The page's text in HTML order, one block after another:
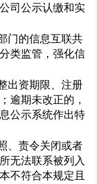
司公示认缴和实
门的信息互联共
类监管，强化信
出资期限、注册
逾期未改正的，
公示系统作出特
、责令关闭或者
无法联系被列入
不符合本规定且